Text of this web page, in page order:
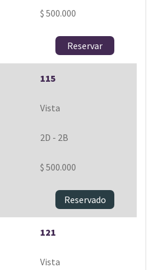
$ 500.000
Reservar
115
Vista
2D - 2B
$ 500.000
Reservado
121
Vista